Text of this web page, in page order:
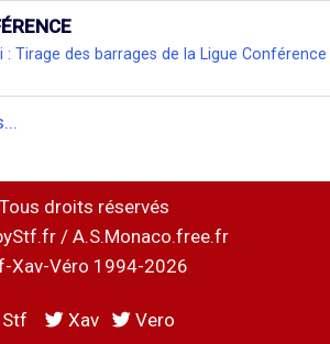
: Tirage des barrages de la Ligue Conférence
Tous droits réservés
/ A.S.Monaco.free.fr
Xav-Véro 1994-2026
Stf Xav
Vero